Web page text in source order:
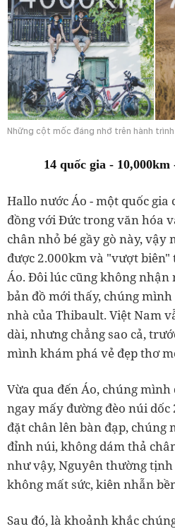
Những cột mốc đáng nhớ trên hành trình
14 quốc gia -
Hallo nước Áo - một quốc
đồng với Đức trong văn hóa
chân nhỏ bé gầy gò này, vậy
được 2.000km và "vượt
Áo. Đôi lúc cũng không
bản đồ mới thấy, chúng
nhà của Thibault. Việt Nam
dài, nhưng chẳng sao cả,
mình khám phá vẻ đẹp thơ
Vừa qua đến Áo, chúng
ngay mấy đường đèo núi
đặt chân lên bàn đạp, chúng
đỉnh núi, không dám thả
như vậy, Nguyên thường
không mất sức, kiên nhẫn
Sau đó, là khoảnh khắc